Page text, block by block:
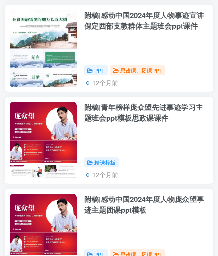
附稿|感动中国2024年度人物事迹宣讲
保定西部支教群体主题班会ppt课件
PPT 思政课、团课PPT
12个月前
附稿|青年榜样庞众望先进事迹学习主
题班会ppt模板思政课课件
精选模板
12个月前
附稿|感动中国2024年度人物庞众望事
迹主题团课ppt模板
PPT 思政课、团课PPT